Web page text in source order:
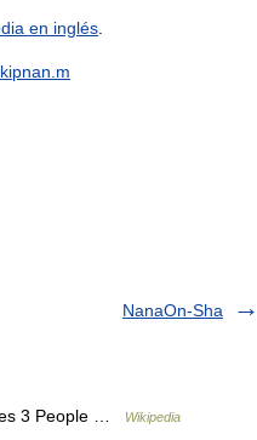
en inglés
m
NanaOn-Sha
3 People … Wikipedia